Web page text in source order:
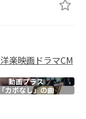
洋楽映画ドラマCM
動画プラス
「カポなし」の曲